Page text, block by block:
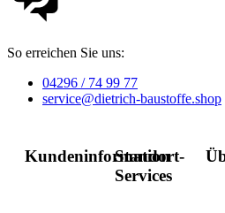
So erreichen Sie uns:
04296 / 74 99 77
service@dietrich-baustoffe.shop
Kundeninformation
Standort-
Services